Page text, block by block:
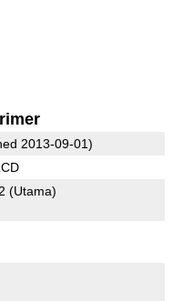
2013-09-01)
(Utama)